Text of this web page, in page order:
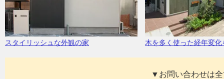
スタイリッシュな外観の家 木を多く使った経年変
▼お問い合わせは